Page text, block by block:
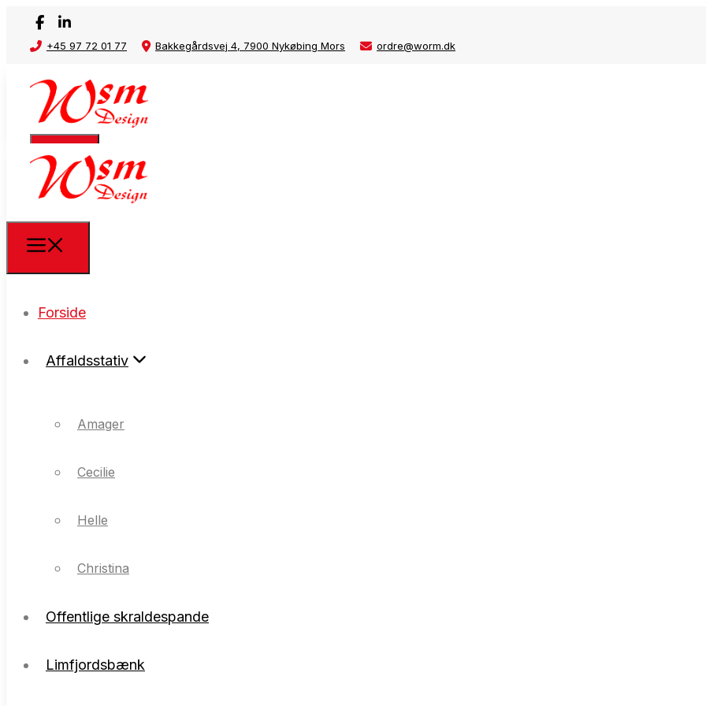
+45 97 72 01 77 Bakkegårdsvej 4, 7900 Nykøbing Mors ordre@worm.dk
Affaldsstativ
Cecilie
Helle
Christina
Offentlige skraldespande
Limfjordsbænk
Referenceliste
Forside
Affaldsstativ
Amager
Cecilie
Helle
Christina
Offentlige skraldespande
Limfjordsbænk